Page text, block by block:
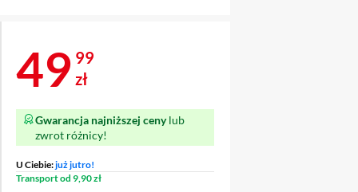
Cena 49,99 zł
49 99
zł
Gwarancja najniższej cenylub
zwrot różnicy!
U Ciebie:już jutro!
Transport od 9,90 zł